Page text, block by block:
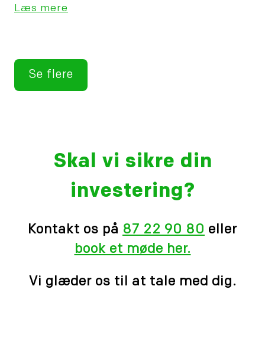
Læs mere
Se flere
Skal vi sikre din
investering?
Kontakt os på 87 22 90 80 eller
book et møde her.
Vi glæder os til at tale med dig.